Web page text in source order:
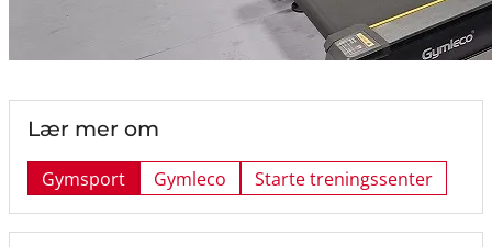
Lær mer om
Gymsport Gymleco Starte treningssenter